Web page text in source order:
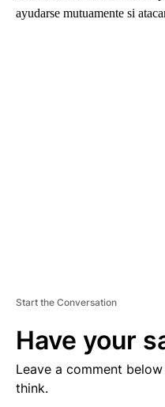
ayudarse mutuamente si
Start the Conversation
Have your
Leave a comment
think.